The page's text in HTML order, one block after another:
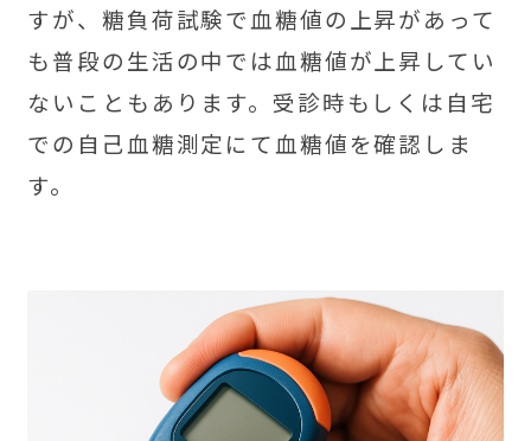
すが、糖負荷試験で血糖値の上昇があって
も普段の生活の中では血糖値が上昇してい
ないこともあります。受診時もしくは自宅
での自己血糖測定にて血糖値を確認しま
す。